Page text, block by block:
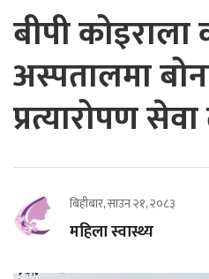
बीपी कोइराला
अस्पतालमा
प्रत्यारोपण
बिहीबार, साउन २१, २०८३
महिला स्वास्थ्य